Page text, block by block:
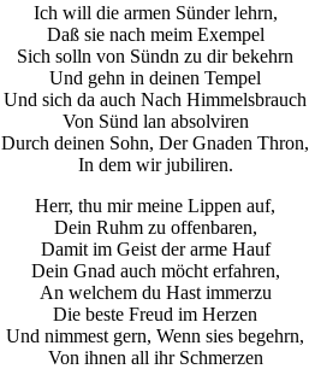
Ich will die armen Sünder lehrn,
Daß sie nach meim Exempel
Sich solln von Sündn zu dir bekehrn
Und gehn in deinen Tempel
Und sich da auch Nach Himmelsbrauch
Von Sünd lan absolviren
Durch deinen Sohn, Der Gnaden Thron,
In dem wir jubiliren.
Herr, thu mir meine Lippen auf,
Dein Ruhm zu offenbaren,
Damit im Geist der arme Hauf
Dein Gnad auch möcht erfahren,
An welchem du Hast immerzu
Die beste Freud im Herzen
Und nimmest gern, Wenn sies begehrn,
Von ihnen all ihr Schmerzen